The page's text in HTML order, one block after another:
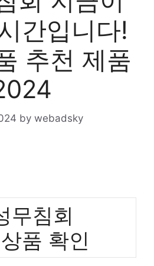
간입니다!
추천 제품
by webadsky
무침회
품 확인